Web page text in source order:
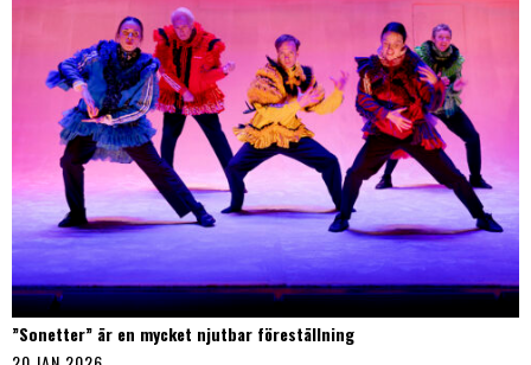
”Sonetter” är en mycket njutbar föreställning